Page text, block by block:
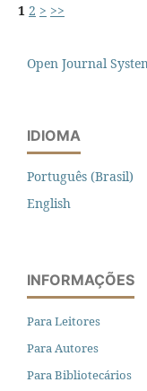
1 2 > >>
Open Journal
IDIOMA
Português (Brasil)
English
INFORMAÇÕES
Para Leitores
Para Autores
Para Bibliotecários